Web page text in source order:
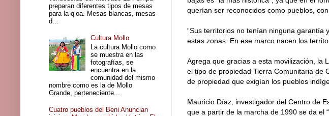
querían ser reconocidos como pueblos,
“Sus territorios no tenían ninguna garantía
estas zonas. En ese marco nacen los
Agrega que gracias a esta movilización, la
el tipo de propiedad Tierra Comunitaria de
de propiedad que exigían los pueblos
Mauricio Díaz, investigador del Centro de
que a partir de la marcha de 1990 se da el
preparan diferentes tipos de mesas
para la q’oa. Mesas blancas, mesas
d...
Cultura Mollo
La cultura Mollo como
se muestra en las
fotografías, se
encuentra en la
comunidad del mismo
nombre como es la de Mollo
Grande, perteneciente...
Cuatro pueblos del Beni Anuncian